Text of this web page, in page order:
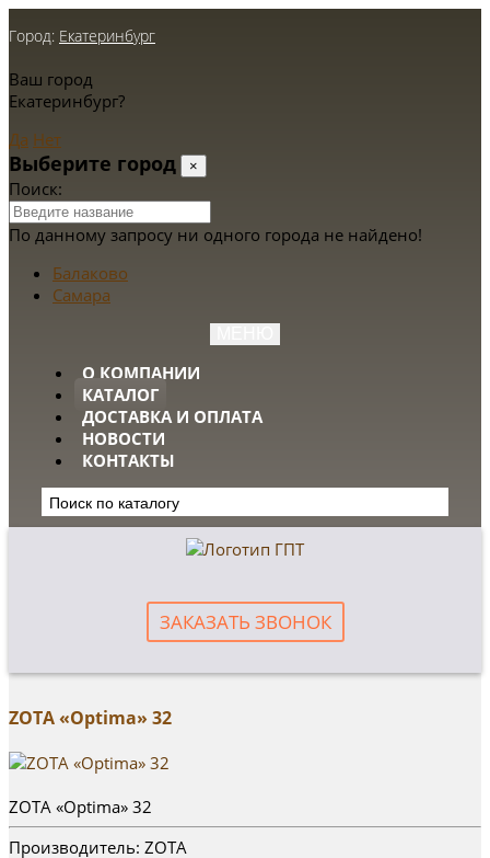
Город: Екатеринбург
Ваш город
Екатеринбург?
Да Нет
Выберите город ×
Поиск:
По данному запросу ни одного города не найдено!
Балаково
Самара
О КОМПАНИИ
КАТАЛОГ
ДОСТАВКА И ОПЛАТА
НОВОСТИ
КОНТАКТЫ
ЗАКАЗАТЬ ЗВОНОК
ZOTA «Optima» 32
ZOTA «Optima» 32
Производитель: ZOTA